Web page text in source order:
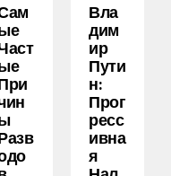
Вла
Дим
Ир
Пути
Н:
Прог
Ресс
Ивна
Я